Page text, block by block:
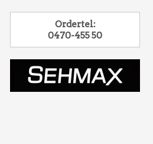
Ordertel:
0470-455 50